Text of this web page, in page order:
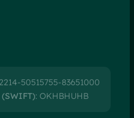
50515755-83651000
: OKHBHUHB